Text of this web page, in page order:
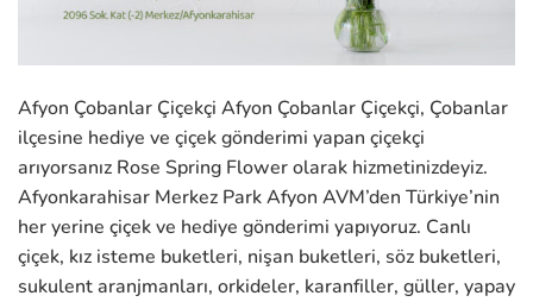
Afyon Çobanlar Çiçekçi Afyon Çobanlar Çiçekçi, Çobanlar
ilçesine hediye ve çiçek gönderimi yapan çiçekçi
arıyorsanız Rose Spring Flower olarak hizmetinizdeyiz.
Afyonkarahisar Merkez Park Afyon AVM’den Türkiye’nin
her yerine çiçek ve hediye gönderimi yapıyoruz. Canlı
çiçek, kız isteme buketleri, nişan buketleri, söz buketleri,
sukulent aranjmanları, orkideler, karanfiller, güller, yapay